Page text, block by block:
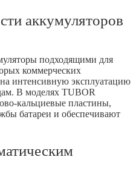
аккумуляторов
подходящими для
коммерческих
интенсивную эксплуатацию
В моделях TUBOR
кальциевые пластины,
батареи и обеспечивают